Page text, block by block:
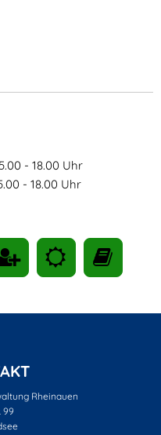
- 18.00 Uhr
- 18.00 Uhr
Rheinauen
99